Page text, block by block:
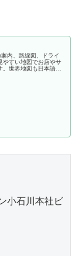
内、路線図、ドライ
やすい地図でお店やサ
。世界地図も日本語
小石川本社ビ